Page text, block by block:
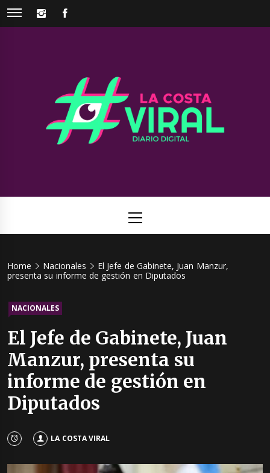
Skip
INSTAGRAM
Viral
Menu
Home Nacionales
El Jefe de Gabinete, Juan Manzur,
presenta su informe de gestión en Diputados
NACIONALES
El Jefe de Gabinete, Juan
Manzur, presenta su
informe de gestión en
Diputados
LA COSTA VIRAL